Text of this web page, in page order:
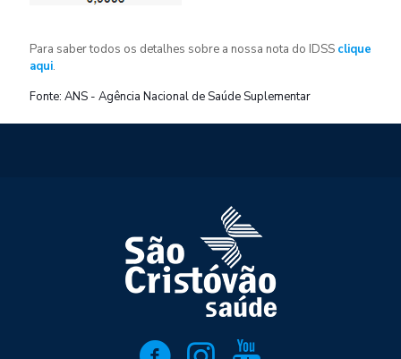
Para saber todos os detalhes sobre a nossa nota do IDSS clique
aqui.
Fonte: ANS - Agência Nacional de Saúde Suplementar